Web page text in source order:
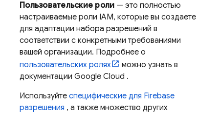
Пользовательские роли — это полностью
настраиваемые роли IAM, которые вы создаете
для адаптации набора разрешений в
соответствии с конкретными требованиями
вашей организации. Подробнее о
пользовательских ролях
можно узнать в
документации Google Cloud .
Используйте специфические для Firebase
разрешения , а также множество других